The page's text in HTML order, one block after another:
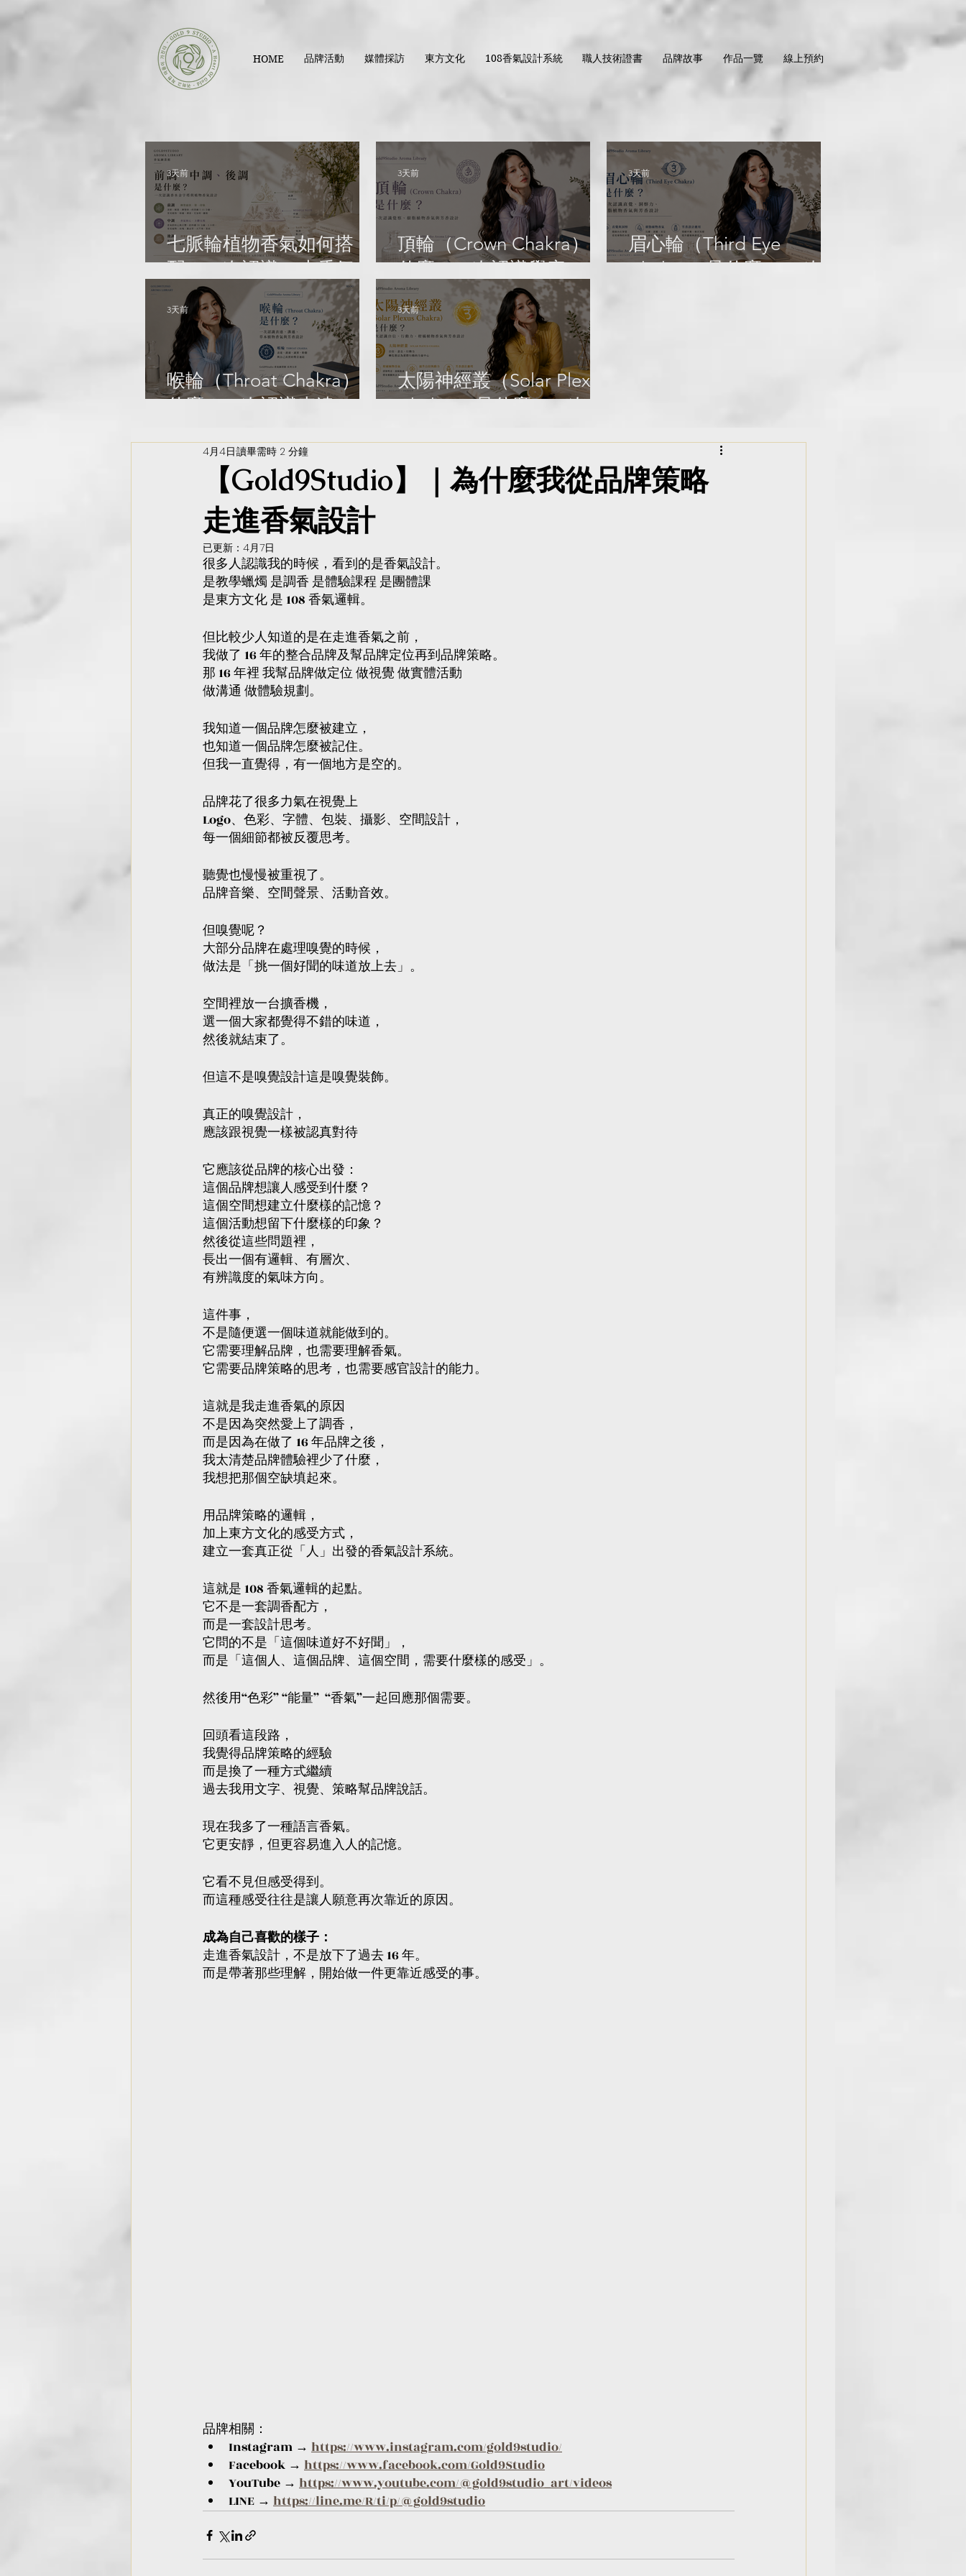
HOME 品牌活動 媒體採訪 東方文化 108香氣設計系統 職人技術證書 品牌故事 作品一覽 線上預約
七脈輪植物香氣如何搭
配？一次認識 7 大香氣配
方與生活應用｜
Gold9Studio Aroma
Library
3天前
頂輪（Crown Chakra）是
什麼？一次認識覺察、樹
脂植物香氣與芳香設計｜
Gold9Studio Aroma
Library
3天前
眉心輪（Third Eye
Chakra）是什麼？ 一次認
3天前
喉輪（Throat Chakra）是
什麼？一次認識表達、溝
設計｜Gold9Studio
Aroma Library
3天前
太陽神經叢（Solar Plexus
Chakra）是什麼？一次認
Gold9Studio Aroma
Library
3天前
【Gold9Studio】｜為什麼我從品牌策略
走進香氣設計
4月4日讀畢需時 2 分鐘
已更新： 4月7日
很多人認識我的時候，看到的是香氣設計。
是教學蠟燭 是調香 是體驗課程 是團體課
是東方文化 是 108 香氣邏輯。
但比較少人知道的是在走進香氣之前，
我做了 16 年的整合品牌及幫品牌定位再到品牌策略。
那 16 年裡 我幫品牌做定位 做視覺 做實體活動
做溝通 做體驗規劃。
我知道一個品牌怎麼被建立，
也知道一個品牌怎麼被記住。
但我一直覺得，有一個地方是空的。
品牌花了很多力氣在視覺上
Logo、色彩、字體、包裝、攝影、空間設計，
每一個細節都被反覆思考。
聽覺也慢慢被重視了。
品牌音樂、空間聲景、活動音效。
但嗅覺呢？
大部分品牌在處理嗅覺的時候，
做法是「挑一個好聞的味道放上去」。
空間裡放一台擴香機，
選一個大家都覺得不錯的味道，
然後就結束了。
但這不是嗅覺設計這是嗅覺裝飾。
真正的嗅覺設計，
應該跟視覺一樣被認真對待
它應該從品牌的核心出發：
這個品牌想讓人感受到什麼？
這個空間想建立什麼樣的記憶？
這個活動想留下什麼樣的印象？
然後從這些問題裡，
長出一個有邏輯、有層次、
有辨識度的氣味方向。
這件事，
不是隨便選一個味道就能做到的。
它需要理解品牌，也需要理解香氣。
它需要品牌策略的思考，也需要感官設計的能力。
這就是我走進香氣的原因
不是因為突然愛上了調香，
而是因為在做了 16 年品牌之後，
我太清楚品牌體驗裡少了什麼，
我想把那個空缺填起來。
用品牌策略的邏輯，
加上東方文化的感受方式，
建立一套真正從「人」出發的香氣設計系統。
這就是 108 香氣邏輯的起點。
它不是一套調香配方，
而是一套設計思考。
它問的不是「這個味道好不好聞」，
而是「這個人、這個品牌、這個空間，需要什麼樣的感受」。
然後用“色彩” “能量”  “香氣”一起回應那個需要。
回頭看這段路，
我覺得品牌策略的經驗
而是換了一種方式繼續
過去我用文字、視覺、策略幫品牌說話。
現在我多了一種語言香氣。
它更安靜，但更容易進入人的記憶。
它看不見但感受得到。
而這種感受往往是讓人願意再次靠近的原因。
成為自己喜歡的樣子：
走進香氣設計，不是放下了過去 16 年。
而是帶著那些理解，開始做一件更靠近感受的事。
品牌相關：
Instagram → https://www.instagram.com/gold9studio/
Facebook → https://www.facebook.com/Gold9Studio
YouTube → https://www.youtube.com/@gold9studio_art/videos
LINE → https://line.me/R/ti/p/@gold9studio